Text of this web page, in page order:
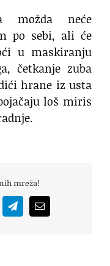
možda neće
po sebi, ali će
u maskiranju
četkanje zuba
hrane iz usta
loš miris
mreža!
TelegramEmail